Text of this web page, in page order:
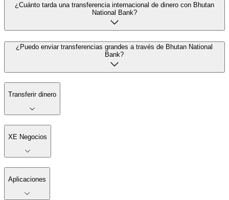
¿Cuánto tarda una transferencia internacional de dinero con Bhutan
National Bank?
¿Puedo enviar transferencias grandes a través de Bhutan National
Bank?
Transferir dinero
XE Negocios
Aplicaciones